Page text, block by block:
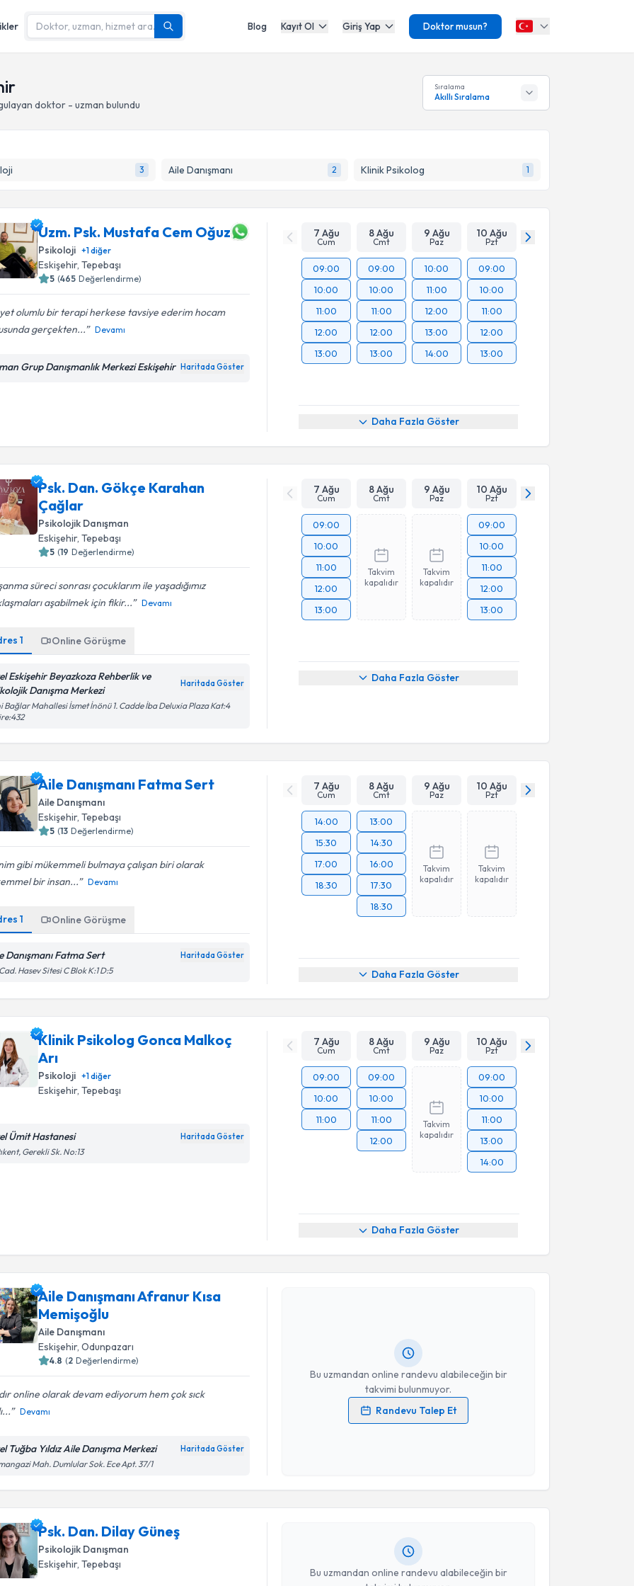
Blog Kayıt Ol Giriş Yap Doktor musun?
doktor - uzman bulundu
Sıralama
Akıllı Sıralama
3 Aile Danışmanı 2 Klinik Psikolog 1
Uzm. Psk. Mustafa Cem Oğuz
Psikoloji +1diğer
Eskişehir, Tepebaşı
5 (465 Değerlendirme)
olumlu bir terapi herkese tavsiye ederim hocam
gerçekten...
Devamı
Grup Danışmanlık Merkezi Eskişehir Haritada Göster
7 Ağu
Cum
8 Ağu
Cmt
9 Ağu
Paz
10 Ağu
Pzt
09:00
10:00
11:00
12:00
13:00
09:00
10:00
11:00
12:00
13:00
10:00
11:00
12:00
13:00
14:00
09:00
10:00
11:00
12:00
13:00
Daha Fazla Göster
Psk. Dan. Gökçe Karahan
Çağlar
Psikolojik Danışman
Eskişehir, Tepebaşı
5 (19 Değerlendirme)
süreci sonrası çocuklarım ile yaşadığımız
aşabilmek için fikir...
Devamı
1 Online Görüşme
Eskişehir Beyazkoza Rehberlik ve
Danışma Merkezi
Haritada Göster
Bağlar Mahallesi İsmet İnönü 1. Cadde İba Deluxia Plaza Kat:4
7 Ağu
Cum
8 Ağu
Cmt
9 Ağu
Paz
10 Ağu
Pzt
09:00
10:00
11:00
12:00
13:00
Takvim
kapalıdır
Takvim
kapalıdır
09:00
10:00
11:00
12:00
13:00
Daha Fazla Göster
Aile Danışmanı Fatma Sert
Aile Danışmanı
Eskişehir, Tepebaşı
5 (13 Değerlendirme)
gibi mükemmeli bulmaya çalışan biri olarak
bir insan...
Devamı
1 Online Görüşme
Danışmanı Fatma Sert Haritada Göster
Hasev Sitesi C Blok K:1 D:5
7 Ağu
Cum
8 Ağu
Cmt
9 Ağu
Paz
10 Ağu
Pzt
14:00
15:30
17:00
18:30
13:00
14:30
16:00
17:30
18:30
Takvim
kapalıdır
Takvim
kapalıdır
Daha Fazla Göster
Klinik Psikolog Gonca Malkoç
Arı
Psikoloji +1diğer
Eskişehir, Tepebaşı
Ümit Hastanesi Haritada Göster
Gerekli Sk. No:13
7 Ağu
Cum
8 Ağu
Cmt
9 Ağu
Paz
10 Ağu
Pzt
09:00
10:00
11:00
09:00
10:00
11:00
12:00
Takvim
kapalıdır
09:00
10:00
11:00
13:00
14:00
Daha Fazla Göster
Aile Danışmanı Afranur Kısa
Memişoğlu
Aile Danışmanı
Eskişehir, Odunpazarı
4.8 (2 Değerlendirme)
online olarak devam ediyorum hem çok sıck
Devamı
Tuğba Yıldız Aile Danışma Merkezi Haritada Göster
Mah. Dumlular Sok. Ece Apt. 37/1
Bu uzmandan online randevu alabileceğin bir
takvimi bulunmuyor.
Randevu Talep Et
Randevu Takvimi Talebi
Kişisel verilerimin işlenmesine ilişkinAydınlatma Metni
Psk. Dan. Dilay Güneş
Psikolojik Danışman
Eskişehir, Tepebaşı
Bu uzmandan online randevu alabileceğin bir
Size bu uzmandan randevu almanız için bir takvim
hazırlandığında e-posta ile bilgilendireceğiz.